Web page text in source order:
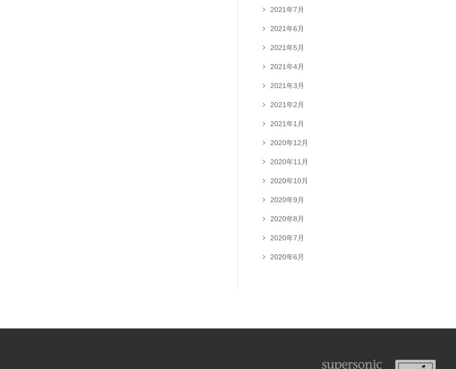
2021年7月
2021年6月
2021年5月
2021年4月
2021年3月
2021年2月
2021年1月
2020年12月
2020年11月
2020年10月
2020年9月
2020年8月
2020年7月
2020年6月